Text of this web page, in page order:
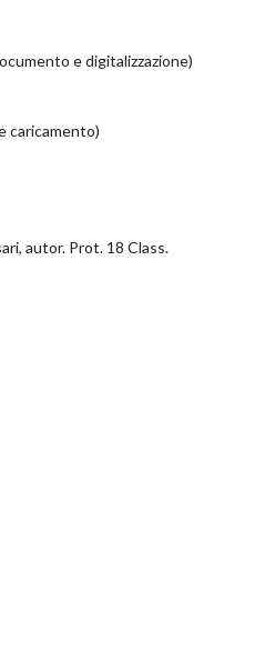
e digitalizzazione)
caricamento)
autor. Prot. 18 Class.